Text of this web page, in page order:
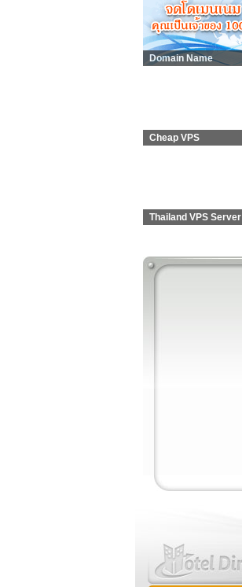
Domain Name
Cheap VPS
Thailand VPS Server